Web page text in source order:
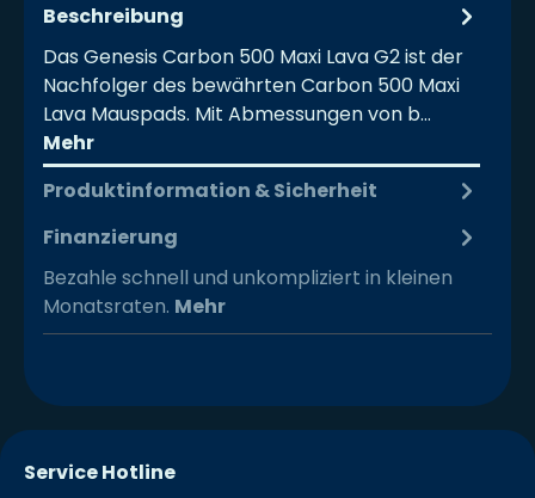
Beschreibung
Das Genesis Carbon 500 Maxi Lava G2 ist der
Nachfolger des bewährten Carbon 500 Maxi
Lava Mauspads. Mit Abmessungen von b…
Mehr
Produktinformation & Sicherheit
Finanzierung
Bezahle schnell und unkompliziert in kleinen
Monatsraten. Mehr
Service Hotline